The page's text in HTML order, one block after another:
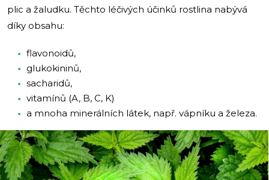
plic a žaludku. Těchto léčivých účinků rostlina nabývá
díky obsahu:
flavonoidů,
glukokininů,
sacharidů,
vitamínů (A, B, C, K)
a mnoha minerálních látek, např. vápníku a železa.